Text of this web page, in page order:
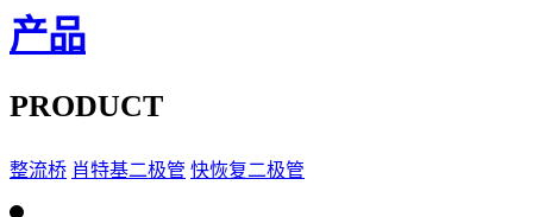
产品
PRODUCT
整流桥 肖特基二极管 快恢复二极管